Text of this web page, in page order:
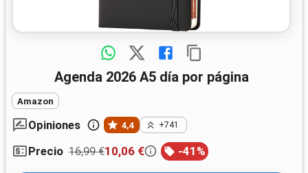
Agenda 2026 A5 día por página
Amazon
Opiniones 4,4 +741
Precio 16,99 €10,06 € -41 %